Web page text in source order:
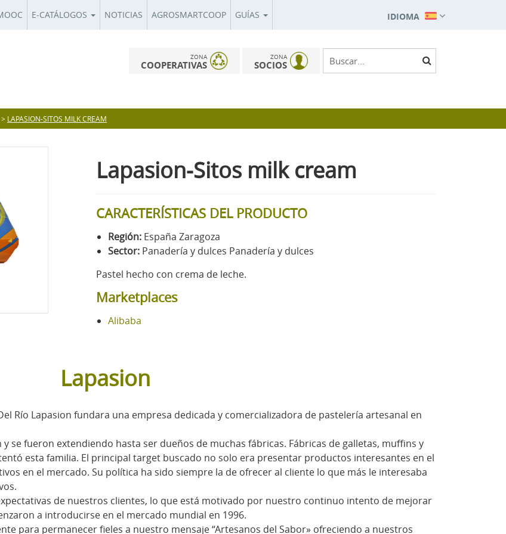
E-CATÁLOGOS NOTICIAS AGROSMARTCOOP GUÍAS IDIOMA
ZONA
COOPERATIVAS
ZONA
SOCIOS
> LAPASION-SITOS MILK CREAM
Lapasion-Sitos milk cream
CARACTERÍSTICAS DEL PRODUCTO
Región: España Zaragoza
Sector: Panadería y dulces Panadería y dulces
Pastel hecho con crema de leche.
Marketplaces
Alibaba
Lapasion
Río Lapasion fundara una empresa dedicada y comercializadora de pastelería artesanal en
se fueron extendiendo hasta ser dueños de muchas fábricas. Fábricas de galletas, muffins y
esta familia. El principal target buscado no solo era presentar productos interesantes en el
en el mercado. Su política ha sido siempre la de ofrecer al cliente lo que más le interesaba
de nuestros clientes, lo que está motivado por nuestro continuo intento de mejorar
a introducirse en el mercado mundial en 1996.
para permanecer fieles a nuestro mensaje “Artesanos del Sabor» ofreciendo a nuestros